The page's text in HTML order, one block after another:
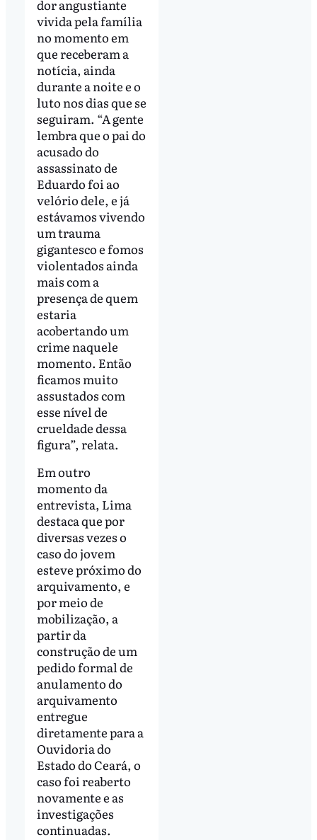
dor angustiante
vivida pela família
no momento em
que receberam a
notícia, ainda
durante a noite e o
luto nos dias que se
seguiram. “A gente
lembra que o pai do
acusado do
assassinato de
Eduardo foi ao
velório dele, e já
estávamos vivendo
um trauma
gigantesco e fomos
violentados ainda
mais com a
presença de quem
estaria
acobertando um
crime naquele
momento. Então
ficamos muito
assustados com
esse nível de
crueldade dessa
figura”, relata.
Em outro
momento da
entrevista, Lima
destaca que por
diversas vezes o
caso do jovem
esteve próximo do
arquivamento, e
por meio de
mobilização, a
partir da
construção de um
pedido formal de
anulamento do
arquivamento
entregue
diretamente para a
Ouvidoria do
Estado do Ceará, o
caso foi reaberto
novamente e as
investigações
continuadas.